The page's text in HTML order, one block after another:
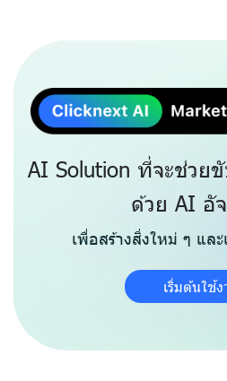
AI Solution ที่จะช่วย
ด้วย AI อั
เพื่อสร้างสิ่งใหม่ ๆ แล
เริ่มต้นใช้